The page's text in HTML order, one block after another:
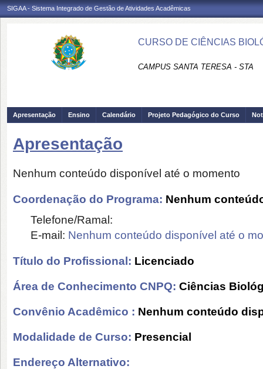
SIGAA - Sistema Integrado de Gestão de Atividades Acadêmicas
CURSO DE CIÊNCIAS
CAMPUS SANTA TERESA - STA
Apresentação Ensino Calendário Projeto Pedagógico do Curso
Apresentação
Nenhum conteúdo disponível até o momento
Coordenação do Programa: Nenhum
Telefone/Ramal:
E-mail: Nenhum conteúdo disponível até o
Título do Profissional: Licenciado
Área de Conhecimento CNPQ: Ciências
Convênio Acadêmico : Nenhum conteúdo
Modalidade de Curso: Presencial
Endereço Alternativo: